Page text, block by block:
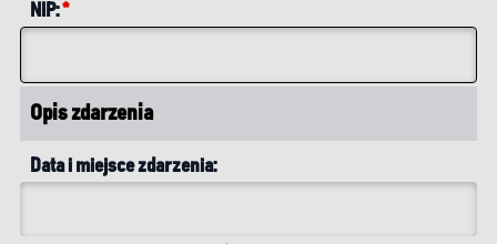
NIP:*
Opis zdarzenia
Data i miejsce zdarzenia: